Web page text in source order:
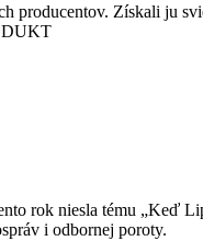
Získali ju
rok niesla tému „Keď
i odbornej poroty.